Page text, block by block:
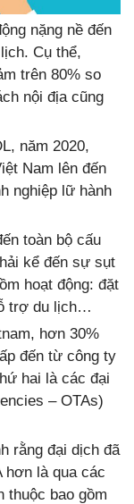
nặng nề đến
Cụ thể,
trên 80% so
nội địa cũng
năm 2020,
Nam lên đến
nghiệp lữ hành
toàn bộ cấu
kể đến sự sụt
hoạt động: đặt
trợ du lịch…
hơn 30%
đến từ công ty
hai là các đại
– OTAs)
rằng đại dịch đã
hơn là qua các
thuộc bao gồm